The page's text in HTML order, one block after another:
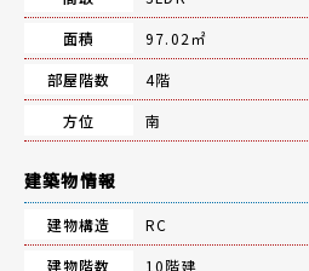
面積
97.02㎡
部屋階数
4階
方位
南
建築物情報
建物構造
RC
建物階数
10階建